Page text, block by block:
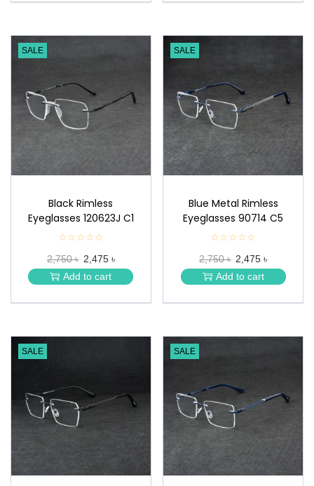
SALE
Black Rimless
Eyeglasses 120623J C1
☆☆☆☆☆
★
★
★
★
2,750 ৳ 2,475 ৳
Add to cart
SALE
Blue Metal Rimless
Eyeglasses 90714 C5
☆☆☆☆☆
★
★
★
★
2,750 ৳ 2,475 ৳
Add to cart
SALE SALE